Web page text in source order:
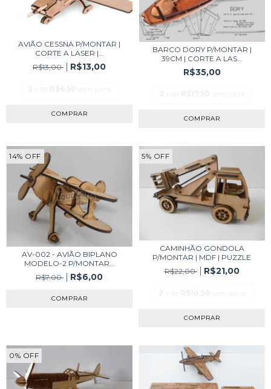
AVIÃO CESSNA P/MONTAR |
CORTE A LASER |...
R$13,00
R$13,00
BARCO DORY P/MONTAR |
39CM | CORTE A LAS...
R$35,00
14% OFF
AV-002 - AVIÃO BIPLANO
MODELO-2 P/MONTAR...
R$7,00
R$6,00
5% OFF
CAMINHÃO GONDOLA
P/MONTAR | MDF | PUZZLE
R$22,00
R$21,00
0% OFF